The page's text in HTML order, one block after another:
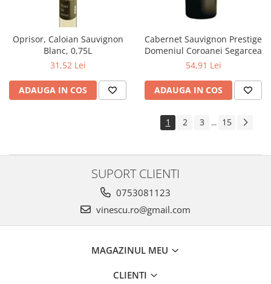
Oprisor, Caloian Sauvignon
Blanc, 0,75L
31,52 Lei
ADAUGA IN COS
Cabernet Sauvignon Prestige
Domeniul Coroanei Segarcea
54,91 Lei
ADAUGA IN COS
1 2 3 ... 15
SUPORT CLIENTI
0753081123
vinescu.ro@gmail.com
MAGAZINUL MEU
CLIENTI